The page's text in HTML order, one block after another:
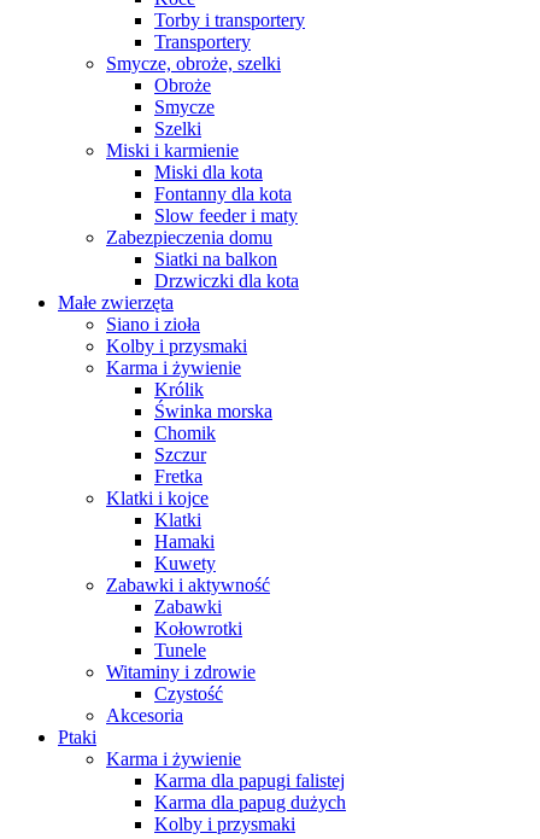
Torby i transportery
Transportery
Smycze, obroże, szelki
Obroże
Smycze
Szelki
Miski i karmienie
Miski dla kota
Fontanny dla kota
Slow feeder i maty
Zabezpieczenia domu
Siatki na balkon
Drzwiczki dla kota
Małe zwierzęta
Siano i zioła
Kolby i przysmaki
Karma i żywienie
Królik
Świnka morska
Chomik
Szczur
Fretka
Klatki i kojce
Klatki
Hamaki
Kuwety
Zabawki i aktywność
Zabawki
Kołowrotki
Tunele
Witaminy i zdrowie
Czystość
Akcesoria
Ptaki
Karma i żywienie
Karma dla papugi falistej
Karma dla papug dużych
Kolby i przysmaki